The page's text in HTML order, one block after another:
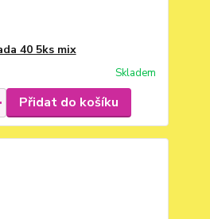
40 5ks mix
Skladem
Přidat do košíku